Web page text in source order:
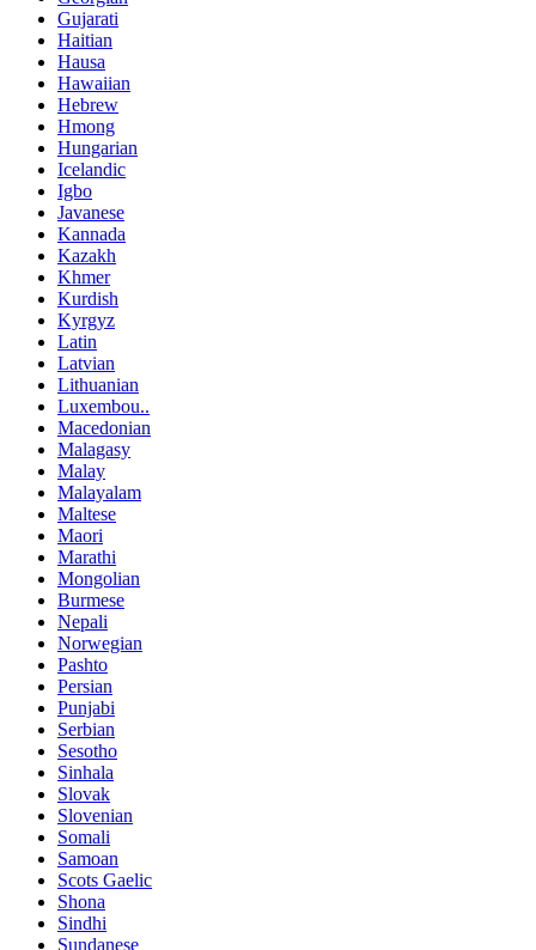
Gujarati
Haitian
Hausa
Hawaiian
Hebrew
Hmong
Hungarian
Icelandic
Igbo
Javanese
Kannada
Kazakh
Khmer
Kurdish
Kyrgyz
Latin
Latvian
Lithuanian
Luxembou..
Macedonian
Malagasy
Malay
Malayalam
Maltese
Maori
Marathi
Mongolian
Burmese
Nepali
Norwegian
Pashto
Persian
Punjabi
Serbian
Sesotho
Sinhala
Slovak
Slovenian
Somali
Samoan
Scots Gaelic
Shona
Sindhi
Sundanese